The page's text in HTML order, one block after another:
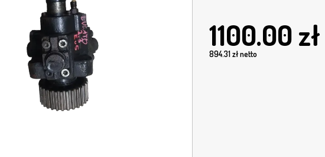
1100.00 zł
894.31zł netto